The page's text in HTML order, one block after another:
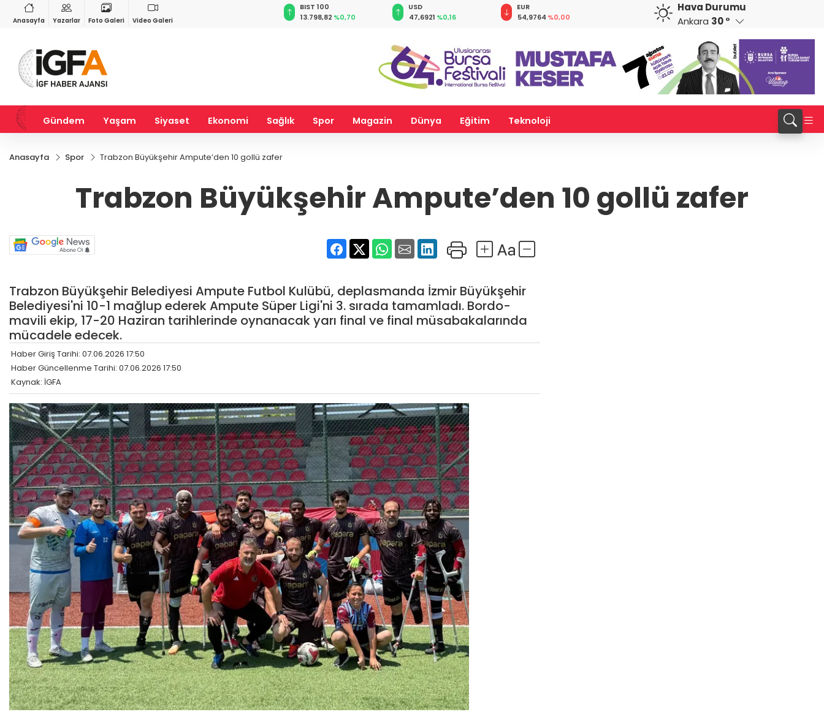
Anasayfa Yazarlar Foto Galeri Video Galeri
%-0,22
0,0018%0,21
BIST 100
13.798,82 %0,70
USD
47,6921 %0,16
EUR
54,9764 %0,00 %0,09
CHF
58,6763
Hava Durumu
Ankara 30 °
Gündem Yaşam Siyaset Ekonomi Sağlık Spor Magazin Dünya Eğitim Teknoloji
Anasayfa Spor Trabzon Büyükşehir Ampute’den 10 gollü zafer
Trabzon Büyükşehir Ampute’den 10 gollü zafer
Trabzon Büyükşehir Belediyesi Ampute Futbol Kulübü, deplasmanda İzmir Büyükşehir
Belediyesi'ni 10-1 mağlup ederek Ampute Süper Ligi'ni 3. sırada tamamladı. Bordo-
mavili ekip, 17-20 Haziran tarihlerinde oynanacak yarı final ve final müsabakalarında
mücadele edecek.
Haber Giriş Tarihi: 07.06.2026 17:50
Haber Güncellenme Tarihi: 07.06.2026 17:50
Kaynak: İGFA